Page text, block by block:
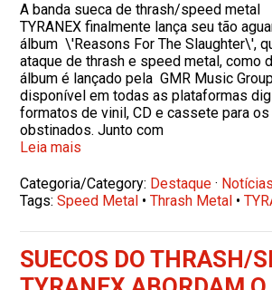
A banda sueca de thrash/speed metal
TYRANEX finalmente lança seu tão
álbum \'Reasons For The Slaughter\',
ataque de thrash e speed metal, como
álbum é lançado pela GMR Music
disponível em todas as plataformas
formatos de vinil, CD e cassete para
obstinados. Junto com
Leia mais
Categoria/Category: Destaque · Notícias
Tags:Speed Metal •Thrash Metal •
SUECOS DO THRASH/